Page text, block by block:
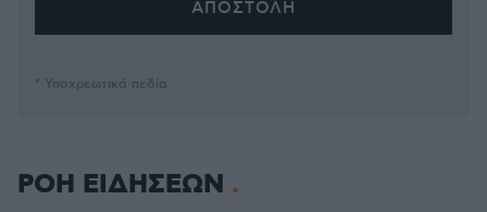
* Υποχρεωτικά πεδία
ΡΟΗ ΕΙΔΗΣΕΩΝ